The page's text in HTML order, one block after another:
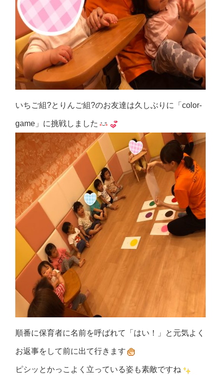
いちご組?とりんご組?のお友達は久しぶりに「color-
game」に挑戦しました
順番に保育者に名前を呼ばれて「はい！」と元気よく
お返事をして前に出て行きます
ピシッとかっこよく立っている姿も素敵ですね